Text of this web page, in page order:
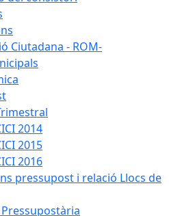
Ciutadana - ROM-
2014
2015
2016
pressupost i relació Llocs de